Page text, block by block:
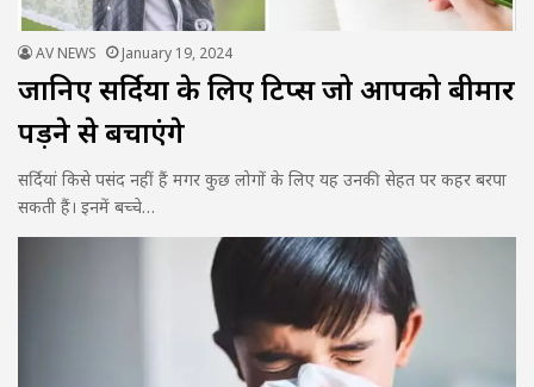
AV NEWS January 19, 2024
जानिए सर्दियों के लिए टिप्स जो आपको बीमार
पड़ने से बचाएंगे
सर्दियां किसे पसंद नहीं हैं मगर कुछ लोगों के लिए यह उनकी सेहत पर कहर बरपा
सकती हैं। इनमें बच्चे…